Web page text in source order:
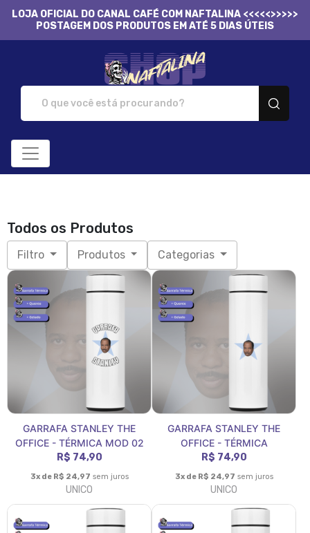
LOJA OFICIAL DO CANAL CAFÉ COM NAFTALINA <<<<<>>>>>
POSTAGEM DOS PRODUTOS EM ATÉ 5 DIAS ÚTEIS
Todos os Produtos
Filtro Produtos Categorias
GARRAFA STANLEY THE
OFFICE - TÉRMICA MOD 02
R$ 74,90
3x de R$ 24,97 sem juros
UNICO
GARRAFA STANLEY THE
OFFICE - TÉRMICA
R$ 74,90
3x de R$ 24,97 sem juros
UNICO